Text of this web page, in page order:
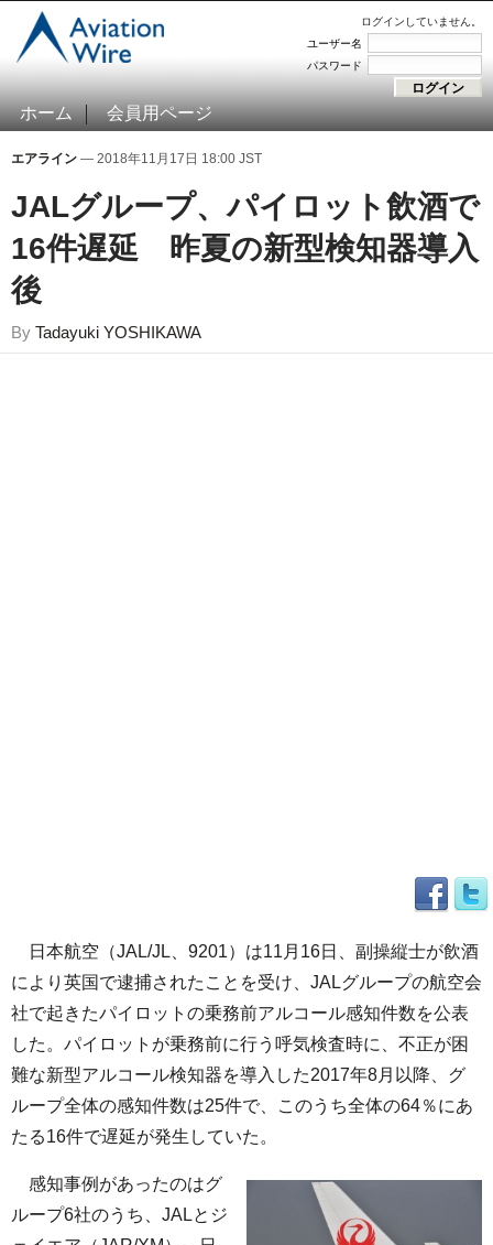
ログインしていません。
ユーザー名
パスワード
ホーム 会員用ページ
エアライン — 2018年11月17日 18:00 JST
JALグループ、パイロット飲酒で
16件遅延 昨夏の新型検知器導入
後
By Tadayuki YOSHIKAWA
日本航空（JAL/JL、9201）は11月16日、副操縦士が飲酒
により英国で逮捕されたことを受け、JALグループの航空会
社で起きたパイロットの乗務前アルコール感知件数を公表
した。パイロットが乗務前に行う呼気検査時に、不正が困
難な新型アルコール検知器を導入した2017年8月以降、グ
ループ全体の感知件数は25件で、このうち全体の64％にあ
たる16件で遅延が発生していた。
感知事例があったのはグ
ループ6社のうち、JALとジ